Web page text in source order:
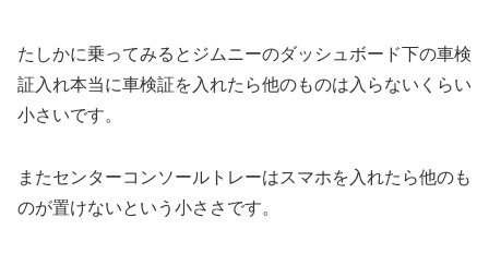
たしかに乗ってみるとジムニーのダッシュボード下の車検
証入れ本当に車検証を入れたら他のものは入らないくらい
小さいです。
またセンターコンソールトレーはスマホを入れたら他のも
のが置けないという小ささです。